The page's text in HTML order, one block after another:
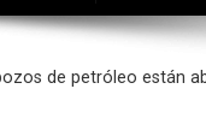
de petróleo están